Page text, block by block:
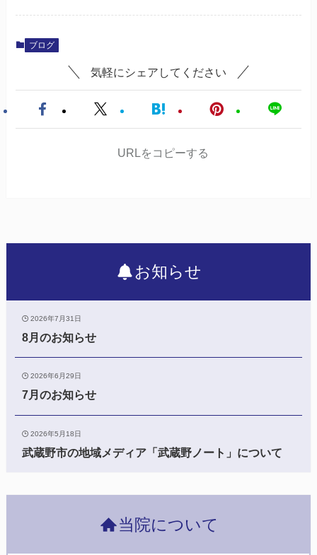
ブログ
気軽にシェアしてください
URLをコピーする
お知らせ
2026年7月31日
8月のお知らせ
2026年6月29日
7月のお知らせ
2026年5月18日
武蔵野市の地域メディア「武蔵野ノート」について
当院について